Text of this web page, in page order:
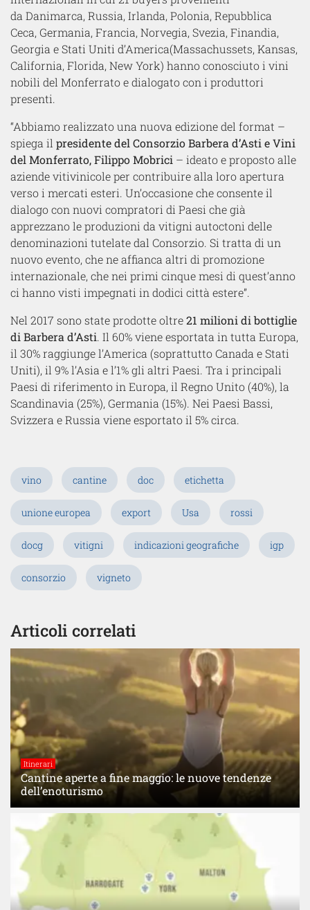
da Danimarca, Russia, Irlanda, Polonia, Repubblica
Ceca, Germania, Francia, Norvegia, Svezia, Finandia,
Georgia e Stati Uniti d’America(Massachussets, Kansas,
California, Florida, New York) hanno conosciuto i vini
nobili del Monferrato e dialogato con i produttori
presenti.
“Abbiamo realizzato una nuova edizione del format –
spiega il presidente del Consorzio Barbera d’Asti e Vini
del Monferrato, Filippo Mobrici – ideato e proposto alle
aziende vitivinicole per contribuire alla loro apertura
verso i mercati esteri. Un’occasione che consente il
dialogo con nuovi compratori di Paesi che già
apprezzano le produzioni da vitigni autoctoni delle
denominazioni tutelate dal Consorzio. Si tratta di un
nuovo evento, che ne affianca altri di promozione
internazionale, che nei primi cinque mesi di quest’anno
ci hanno visti impegnati in dodici città estere”.
Nel 2017 sono state prodotte oltre21 milioni di bottiglie
di Barbera d’Asti. Il 60% viene esportata in tutta Europa,
il 30% raggiunge l’America (soprattutto Canada e Stati
Uniti), il 9% l’Asia e l’1% gli altri Paesi. Tra i principali
Paesi di riferimento in Europa, il Regno Unito (40%), la
Scandinavia (25%), Germania (15%). Nei Paesi Bassi,
Svizzera e Russia viene esportato il 5% circa.
vino cantine doc etichetta
unione europea export Usa rossi
docg vitigni indicazioni geografiche igp
consorzio vigneto
Articoli correlati
Itinerari
Cantine aperte a fine maggio: le nuove tendenze
dell’enoturismo